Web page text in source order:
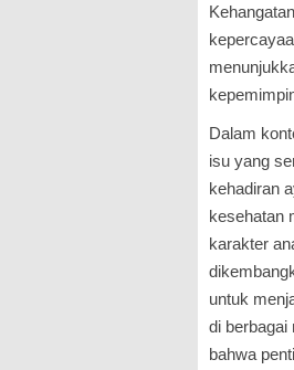
Dalam
isu yang
kehadiran
kesehatan
karakter
untuk
di berbagai
bahwa